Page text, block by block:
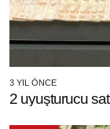
3 YIL ÖNCE
2 uyuşturucu